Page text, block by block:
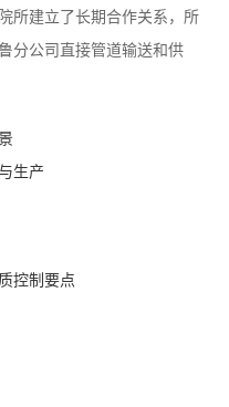
所建立了长期合作关系，所
分公司直接管道输送和供
生产
控制要点